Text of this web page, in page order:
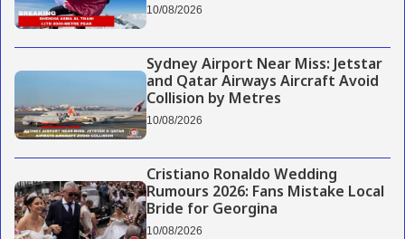
10/08/2026
Sydney Airport Near Miss: Jetstar
and Qatar Airways Aircraft Avoid
Collision by Metres
10/08/2026
Cristiano Ronaldo Wedding
Rumours 2026: Fans Mistake Local
Bride for Georgina
10/08/2026